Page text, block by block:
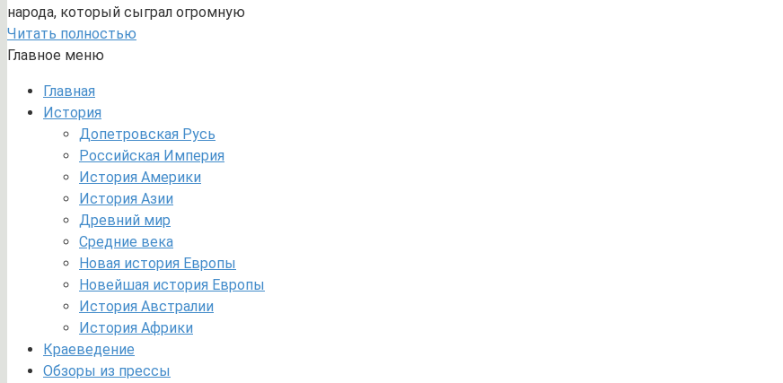
народа, который сыграл огромную
Читать полностью
Главное меню
Главная
История
Допетровская Русь
Российская Империя
История Америки
История Азии
Древний мир
Средние века
Новая история Европы
Новейшая история Европы
История Австралии
История Африки
Краеведение
Обзоры из прессы